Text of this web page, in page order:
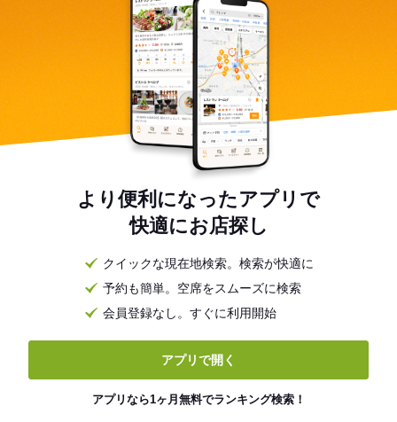
より便利になったアプリで
快適にお店探し
クイックな現在地検索。検索が快適に
予約も簡単。空席をスムーズに検索
会員登録なし。すぐに利用開始
アプリで開く
アプリなら1ヶ月無料でランキング検索！